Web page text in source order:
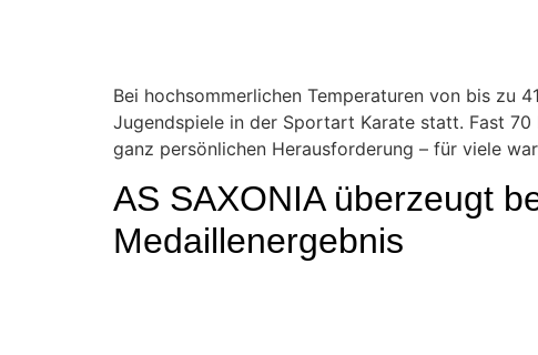
Bei hochsommerlichen Temperaturen von bis zu
Jugendspiele in der Sportart Karate statt. Fast
ganz persönlichen Herausforderung – für viele
AS SAXONIA überzeugt
Medaillenergebnis